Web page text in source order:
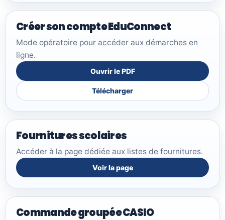
Créer son compte EduConnect
Mode opératoire pour accéder aux démarches en
ligne.
Ouvrir le PDF
Télécharger
Fournitures scolaires
Accéder à la page dédiée aux listes de fournitures.
Voir la page
Commande groupée CASIO